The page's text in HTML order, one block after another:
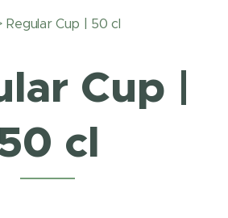
Regular Cup | 50 cl
Cup |
cl